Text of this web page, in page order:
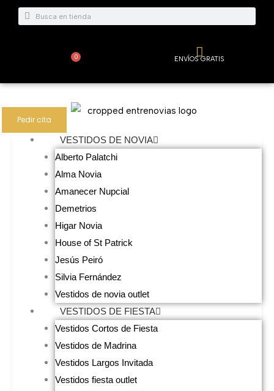
Buscar
Buscar
0
Carrito ENVÍOS GRATIS
VESTIDOS DE NOVIA
Alberto Palatchi
Alma Novia
Amanecer Nupcial
Demetrios
Higar Novia
House of St Patrick
Jesús Peiró
Silvia Fernández
Vestidos de novia outlet
VESTIDOS DE FIESTA
Vestidos Cortos de Fiesta
Vestidos de Madrina
Vestidos Largos Invitada
Vestidos fiesta outlet
Pedir cita